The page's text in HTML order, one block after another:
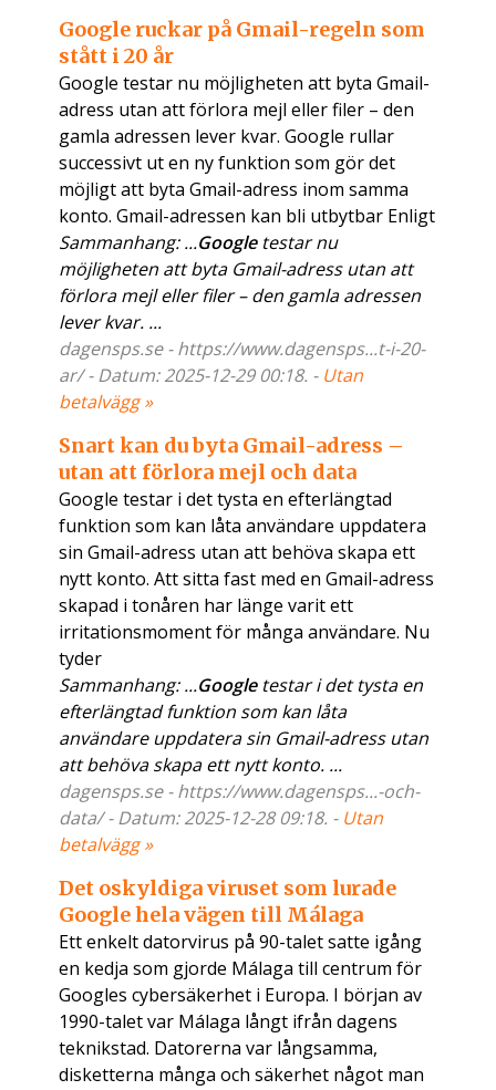
Google ruckar på Gmail-regeln som
stått i 20 år
Google testar nu möjligheten att byta Gmail-
adress utan att förlora mejl eller filer – den
gamla adressen lever kvar. Google rullar
successivt ut en ny funktion som gör det
möjligt att byta Gmail-adress inom samma
konto. Gmail-adressen kan bli utbytbar Enligt
Sammanhang: ...Googletestar nu
möjligheten att byta Gmail-adress utan att
förlora mejl eller filer – den gamla adressen
lever kvar. ...
dagensps.se - https://www.dagensps...t-i-20-
ar/ - Datum: 2025-12-29 00:18. - Utan
betalvägg »
Snart kan du byta Gmail-adress –
utan att förlora mejl och data
Google testar i det tysta en efterlängtad
funktion som kan låta användare uppdatera
sin Gmail-adress utan att behöva skapa ett
nytt konto. Att sitta fast med en Gmail-adress
skapad i tonåren har länge varit ett
irritationsmoment för många användare. Nu
tyder
Sammanhang: ...Googletestar i det tysta en
efterlängtad funktion som kan låta
användare uppdatera sin Gmail-adress utan
att behöva skapa ett nytt konto. ...
dagensps.se - https://www.dagensps...-och-
data/ - Datum: 2025-12-28 09:18. - Utan
betalvägg »
Det oskyldiga viruset som lurade
Google hela vägen till Málaga
Ett enkelt datorvirus på 90-talet satte igång
en kedja som gjorde Málaga till centrum för
Googles cybersäkerhet i Europa. I början av
1990-talet var Málaga långt ifrån dagens
teknikstad. Datorerna var långsamma,
disketterna många och säkerhet något man